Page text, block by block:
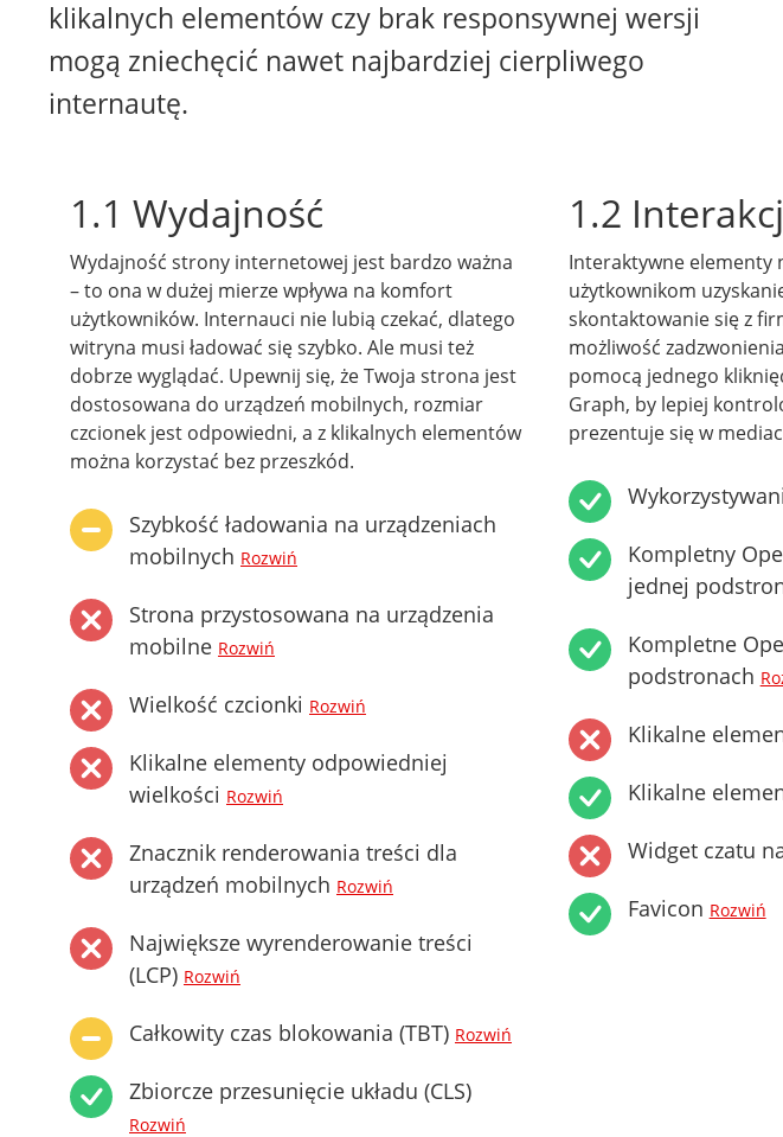
klikalnych elementów czy brak responsywnej wersji
mogą zniechęcić nawet najbardziej cierpliwego
internautę.
1.1 Wydajność
Wydajność strony internetowej jest bardzo ważna
– to ona w dużej mierze wpływa na komfort
użytkowników. Internauci nie lubią czekać, dlatego
witryna musi ładować się szybko. Ale musi też
dobrze wyglądać. Upewnij się, że Twoja strona jest
dostosowana do urządzeń mobilnych, rozmiar
czcionek jest odpowiedni, a z klikalnych elementów
można korzystać bez przeszkód.
Szybkość ładowania na urządzeniach
mobilnych Rozwiń
Strona przystosowana na urządzenia
mobilne Rozwiń
Wielkość czcionki Rozwiń
Klikalne elementy odpowiedniej
wielkości Rozwiń
Znacznik renderowania treści dla
urządzeń mobilnych Rozwiń
Największe wyrenderowanie treści
(LCP) Rozwiń
Całkowity czas blokowania (TBT) Rozwiń
Zbiorcze przesunięcie układu (CLS)
Rozwiń
1.2
Interaktywne elementy
użytkownikom
skontaktowanie się z
możliwość
pomocą jednego
Graph, by lepiej
prezentuje się w
Kompletny
jednej
Kompletne
podstronach
Klikalne
Klikalne
Widget czatu
Favicon Rozwiń